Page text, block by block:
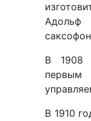
Адольф
В 1908
первым
В 1910